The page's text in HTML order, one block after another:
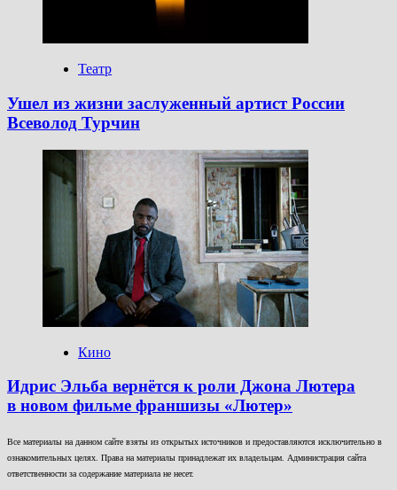
Театр
Ушел из жизни заслуженный артист России
Всеволод Турчин
Кино
Идрис Эльба вернётся к роли Джона Лютера
в новом фильме франшизы «Лютер»
Все материалы на данном сайте взяты из открытых источников и предоставляются исключительно в
ознакомительных целях. Права на материалы принадлежат их владельцам. Администрация сайта
ответственности за содержание материала не несет.